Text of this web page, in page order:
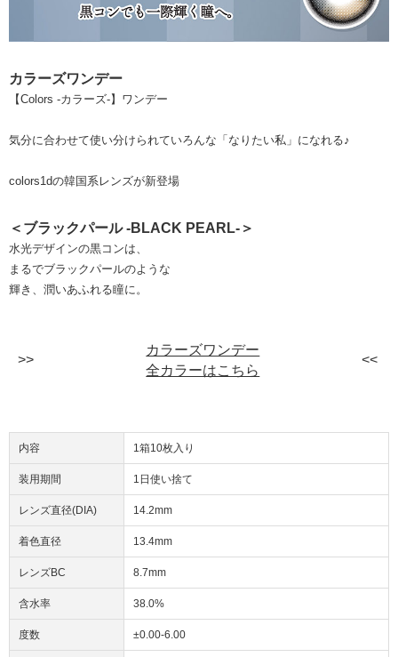
カラーズワンデー
【Colors -カラーズ-】ワンデー
気分に合わせて使い分けられていろんな「なりたい私」になれる♪
colors1dの韓国系レンズが新登場
＜ブラックパール -BLACK PEARL-＞
水光デザインの黒コンは、
まるでブラックパールのような
輝き、潤いあふれる瞳に。
カラーズワンデー
全カラーはこちら
内容 1箱10枚入り
装用期間 1日使い捨て
レンズ直径(DIA) 14.2mm
着色直径 13.4mm
レンズBC 8.7mm
含水率 38.0%
度数 ±0.00-6.00